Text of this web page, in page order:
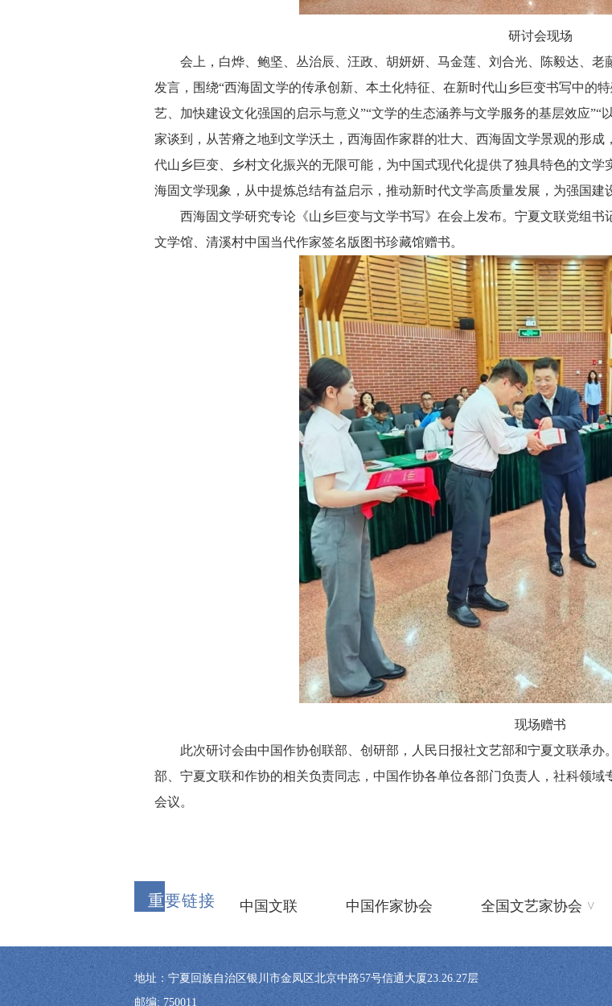
研讨会现场
会上，白烨、鲍坚、丛治辰、汪政、胡妍妍、马金莲、刘合光、陈毅达、老
发言，围绕“西海固文学的传承创新、本土化特征、在新时代山乡巨变书写中的
艺、加快建设文化强国的启示与意义”“文学的生态涵养与文学服务的基层效应
家谈到，从苦瘠之地到文学沃土，西海固作家群的壮大、西海固文学景观的形
代山乡巨变、乡村文化振兴的无限可能，为中国式现代化提供了独具特色的文
海固文学现象，从中提炼总结有益启示，推动新时代文学高质量发展，为强国建
西海固文学研究专论《山乡巨变与文学书写》在会上发布。宁夏文联党组书
文学馆、清溪村中国当代作家签名版图书珍藏馆赠书。
现场赠书
此次研讨会由中国作协创联部、创研部，人民日报社文艺部和宁夏文联承办
部、宁夏文联和作协的相关负责同志，中国作协各单位各部门负责人，社科领
会议。
重要链接 中国文联 中国作家协会 全国文艺家协会 ^
地址：宁夏回族自治区银川市金凤区北京中路57号信通大厦23.26.27层
邮编: 750011